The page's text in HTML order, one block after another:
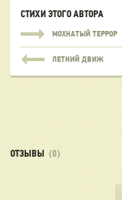
СТИХИ ЭТОГО АВТОРА
МОХНАТЫЙ ТЕРРОР
ЛЕТНИЙ ДВИЖ
ОТЗЫВЫ (0)